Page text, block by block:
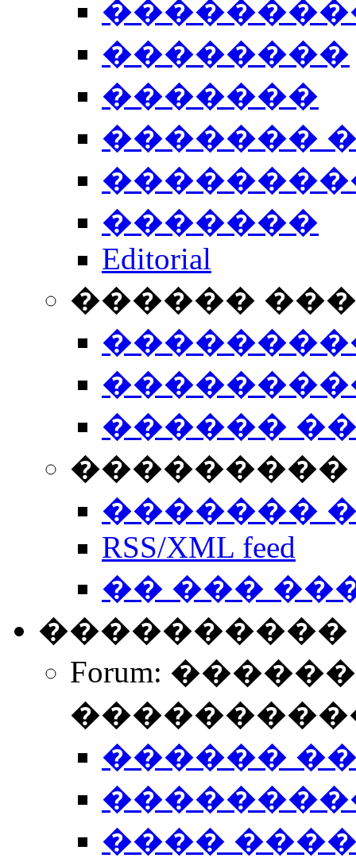
��������
�������
�������
�������
Editorial
������
������
���������
�������
RSS/XML feed
�� ���
����������
Forum:
������
����